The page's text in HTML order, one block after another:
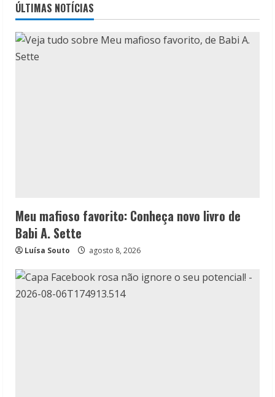
ÚLTIMAS NOTÍCIAS
Meu mafioso favorito: Conheça novo livro de
Babi A. Sette
Luísa Souto agosto 8, 2026